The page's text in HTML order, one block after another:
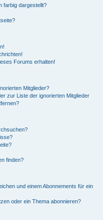
farbig dargestellt?
Forums erhalten!
Mitglieder?
zur Liste der ignorierten Mitglieder
finden?
und einem Abonnements für ein
oder ein Thema abonnieren?